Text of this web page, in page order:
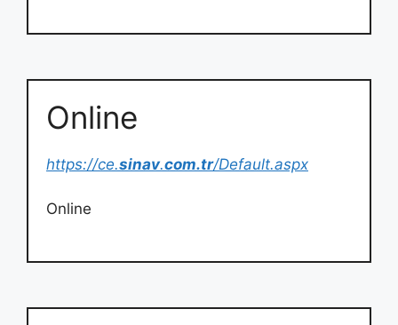
Online
https://ce.sinav.com.tr/Default.aspx
Online